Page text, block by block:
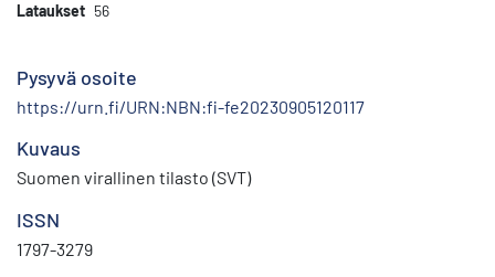
Lataukset 56
Pysyvä osoite
https://urn.fi/URN:NBN:fi-fe20230905120117
Kuvaus
Suomen virallinen tilasto (SVT)
ISSN
1797-3279